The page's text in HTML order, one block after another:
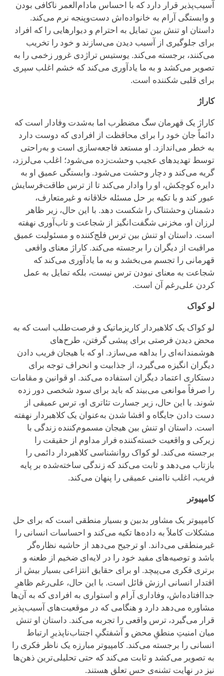
آسیب‌پذیر قرار دارد که با احساس مادام‌العمر ناکافی بودن
و وابستگی آرام به خانواده‌اش دست‌وپنجه نرم می‌کند.
داستان او تنش بین تمایل به احترام و دیوارهایی را که افراد
برای جلوگیری از آسیب دیدن می‌سازند و خود را تخریب
می‌کنند، برجسته می‌کند. یوستیس تراژدی غرور زخمی را به
تصویر می‌کشد و به ما یادآوری می‌کند که خشم اغلب سپری
برای قلبی شکننده است.
کاراژ
کاراژ یک قهرمان سگ مضطرب اما به‌شدت وفادار است که
دائماً جان خود را برای محافظت از افرادی که دوست دارد
به خطر می‌اندازد. او مستعد فاجعه‌سازی است و به‌راحتی
توسط تهدیدهای عجیب وحشت‌زده می‌شود؛ اغلب می‌لرزد،
گریه می‌کند و دچار وحشت می‌شود. وابستگی عمیق او به
دایره کوچکش، او را وادار می‌کند تا از ترس طاقت‌فرسایش
عبور کند و با تکیه بر حل مسئله خلاقانه و غیرمتعارف،
دشمنان وحشتناک را شکست دهد. با این حال، زیر ظاهر
لرزان او، مخزنی شگفت‌انگیز از شجاعت و تاب‌آوری نهفته
است. داستان او تنش بین ترس فلج‌کننده و مسئولیت عمیق
مراقبت از دیگران را برجسته می‌کند. کاراژ معنای واقعی
قهرمانی را تجسم می‌بخشد و به ما یادآوری می‌کند که
شجاعت به معنای نبودن ترس نیست، بلکه تمایل به عمل
کردن علی‌رغم آن است.
لو کواک
لو کواک یک کلاهبردار کاریزماتیک و فرصت‌طلب است که به
محض دیدن فرصتی برای پیشی گرفتن، طرح‌های
هوشمندانه‌ای را بداهه می‌سازد. او که با هیجان فریب دادن
دیگران انگیزه می‌گیرد، از جذابیت و انحراف توجه برای
دستکاری اعتماد دیگران استفاده می‌کند. او قوانین و مقامات
را صرفاً موانعی می‌بیند که باید برای سود شخصی دور زده
شوند. با این حال، زیر جسارت تئاتری او، ترس عمیقی از
دست دادن جایگاه و افشا شدن به‌عنوان یک کلاهبردار نهفته
است. داستان او تنش بین هیجان مسموم‌کننده زندگی با
زیرکی و واقعیت خسته‌کننده فرار مداوم از حقیقت را
برجسته می‌کند. لو کواک روانشناسی کلاهبردار دائمی را
بازتاب می‌دهد و ثابت می‌کند که زندگی ساخته‌شده بر پایه
فریب، اغلب ناامنی عمیقی را پنهان می‌کند.
کامپیوتر
کامپیوتر یک مشاور بدبین و بسیار منطقی است که برای حل
مشکلات کاملاً به داده‌ها تکیه می‌کند و احساسات انسانی را
غیرمنطقی می‌داند. او ترجیح می‌دهد از حاشیه نظاره‌گر
باشد و توصیه‌های مفید خود را در لایه‌ای ضخیم از طعنه و
برتری فکری می‌پیچد. او برای حقایق انتزاعی بسیار بیش از
اقتدار انسانی ارزش قائل است. با این حال، علی‌رغم ظاهرِ
جداافتاده‌اش، وفاداری آرام و استواری به افرادی که به آن‌ها
مشاوره می‌دهد دارد و هنگامی که در موقعیت‌های آسیب‌پذیر
قرار می‌گیرد، ترس واقعی را تجربه می‌کند. داستان او تنش
میان امنیتِ منطقِ محض و آشفتگیِ اجتناب‌ناپذیرِ ارتباط
انسانی را برجسته می‌کند. کامپیوتر مبارزه یک ناظر فکری را
به تصویر می‌کشد و ثابت می‌کند که حتی تحلیلی‌ترین ذهن‌ها
نیز در نهایت تشنه‌ی حس تعلق هستند.